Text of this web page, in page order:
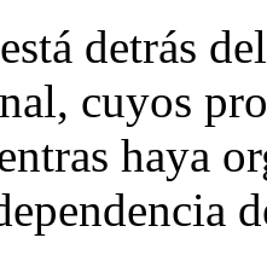
detrás
cuyos
haya